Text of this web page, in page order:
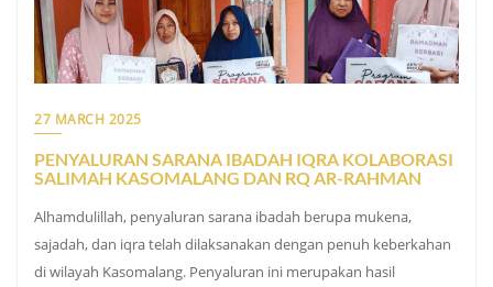
27 MARCH 2025
PENYALURAN SARANA IBADAH IQRA KOLABORASI
SALIMAH KASOMALANG DAN RQ AR-RAHMAN
Alhamdulillah, penyaluran sarana ibadah berupa mukena,
sajadah, dan iqra telah dilaksanakan dengan penuh keberkahan
di wilayah Kasomalang. Penyaluran ini merupakan hasil